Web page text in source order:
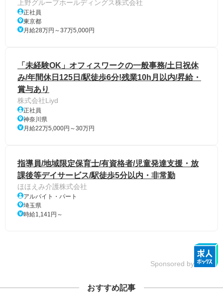
上野グループホールディングス株式会社
正社員
東京都
月給28万円～37万5,000円
「未経験OK」オフィスワークの一般事務/土日祝休
み/年間休日125日/駅徒歩6分!残業10h月以内/昇給・
賞与あり
株式会社Liyd
正社員
神奈川県
月給22万5,000円～30万円
指導員/地域限定保育士/有資格者/児童発達支援・放
課後等デイサービス/駅徒歩5分以内・非常勤
ほほえみ介護株式会社
アルバイト・パート
埼玉県
時給1,141円～
Sponsored by
おすすめ記事